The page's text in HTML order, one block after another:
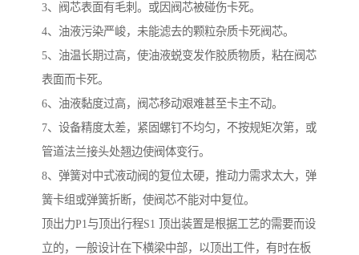
3、阀芯表面有毛刺。或因阀芯被碰伤卡死。
4、油液污染严峻，未能滤去的颗粒杂质卡死阀芯。
5、油温长期过高，使油液蜕变发作胶质物质，粘在阀芯
表面而卡死。
6、油液黏度过高，阀芯移动艰难甚至卡主不动。
7、设备精度太差，紧固螺钉不均匀，不按规矩次第，或
管道法兰接头处翘边使阀体变行。
8、弹簧对中式液动阀的复位太硬，推动力需求太大，弹
簧卡组或弹簧折断，使阀芯不能对中复位。
顶出力P1与顶出行程S1 顶出装置是根据工艺的需要而设
立的，一般设计在下横梁中部，以顶出工件，有时在板